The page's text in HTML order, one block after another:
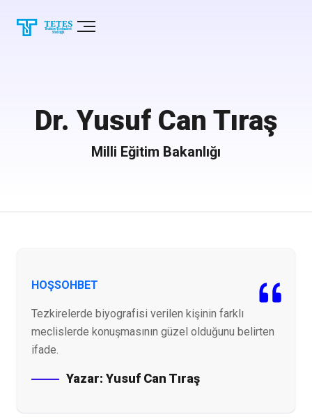
Dr. Yusuf Can Tıraş
Milli Eğitim Bakanlığı
HOŞSOHBET
Tezkirelerde biyografisi verilen kişinin farklı
meclislerde konuşmasının güzel olduğunu belirten
ifade.
Yazar: Yusuf Can Tıraş